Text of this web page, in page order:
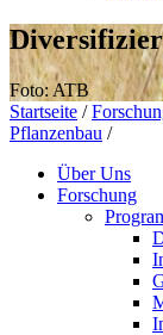
Foto: ATB
Startseite /
Pflanzenbau /
Über Uns
Forschung